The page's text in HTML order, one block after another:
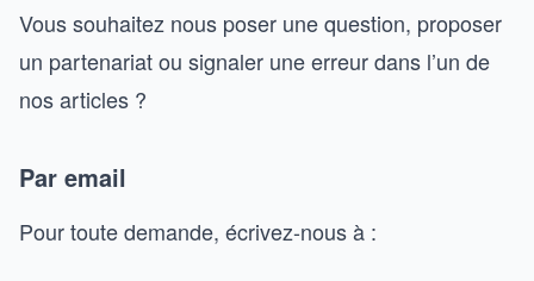
Vous souhaitez nous poser une question, proposer
un partenariat ou signaler une erreur dans l’un de
nos articles ?
Par email
Pour toute demande, écrivez-nous à :